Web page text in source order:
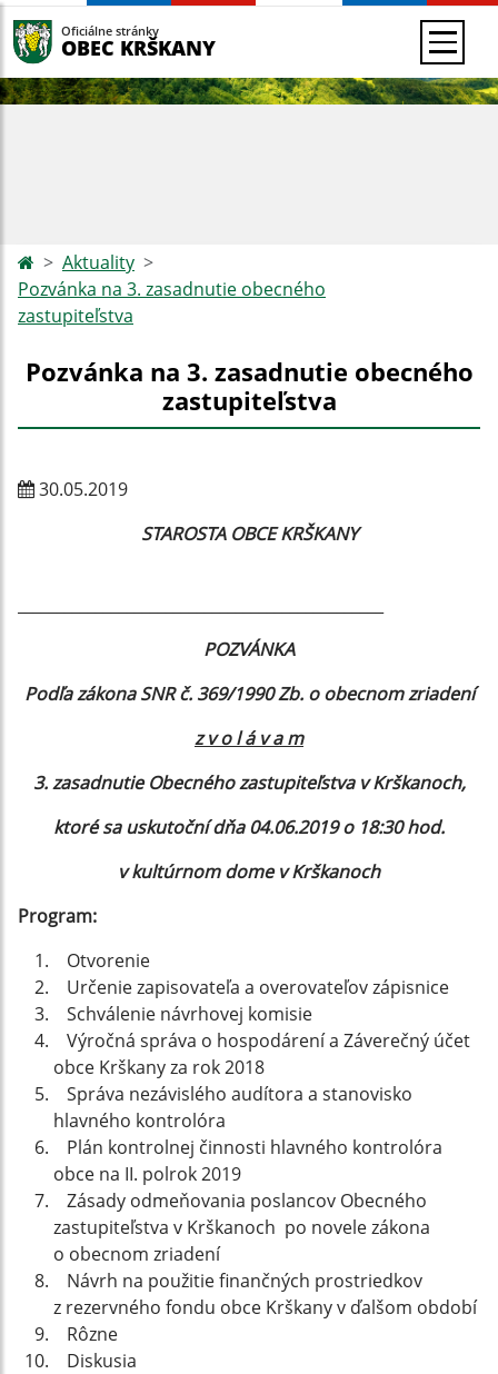
Oficiálne stránky
OBEC KRŠKANY
Aktuality
Pozvánka na 3. zasadnutie obecného
zastupiteľstva
Pozvánka na 3. zasadnutie obecného
zastupiteľstva
30.05.2019
STAROSTA OBCE KRŠKANY
POZVÁNKA
Podľa zákona SNR č. 369/1990 Zb. o obecnom zriadení
z v o l á v a m
3. zasadnutie Obecného zastupiteľstva v Krškanoch,
ktoré sa uskutoční dňa 04.06.2019 o 18:30 hod.
v kultúrnom dome v Krškanoch
Program:
Otvorenie
Určenie zapisovateľa a overovateľov zápisnice
Schválenie návrhovej komisie
Výročná správa o hospodárení a Záverečný účet
obce Krškany za rok 2018
Správa nezávislého audítora a stanovisko
hlavného kontrolóra
Plán kontrolnej činnosti hlavného kontrolóra
obce na II. polrok 2019
Zásady odmeňovania poslancov Obecného
zastupiteľstva v Krškanoch po novele zákona
o obecnom zriadení
Návrh na použitie finančných prostriedkov
z rezervného fondu obce Krškany v ďalšom období
Rôzne
Diskusia